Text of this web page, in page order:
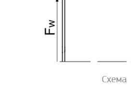
Схема